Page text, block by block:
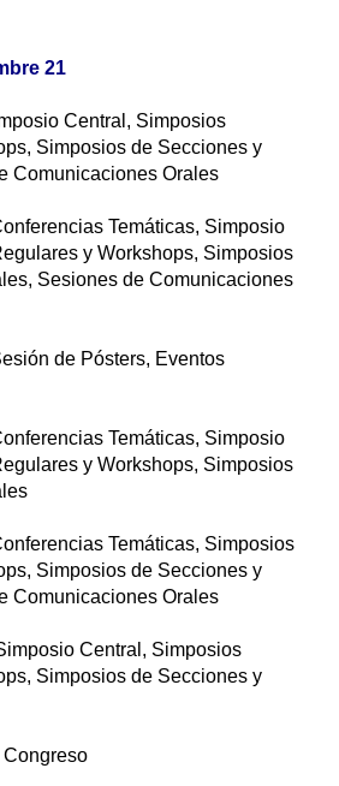
21
Central, Simposios
Simposios de Secciones y
Comunicaciones Orales
Temáticas, Simposio
y Workshops, Simposios
Sesiones de Comunicaciones
de Pósters, Eventos
Temáticas, Simposio
y Workshops, Simposios
Temáticas, Simposios
Simposios de Secciones y
Comunicaciones Orales
Central, Simposios
Simposios de Secciones y
Congreso